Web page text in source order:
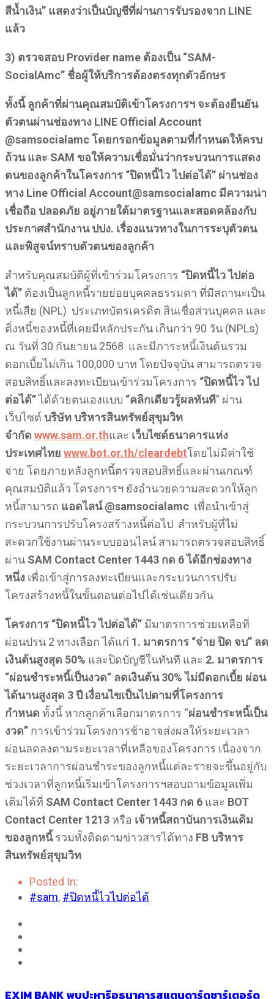
สีน้ำเงิน” แสดงว่าเป็นบัญชีที่ผ่านการรับรองจาก LINE
แล้ว
3) ตรวจสอบ Provider name ต้องเป็น “SAM-
SocialAmc” ชื่อผู้ให้บริการต้องตรงทุกตัวอักษร
ทั้งนี้ ลูกค้าที่ผ่านคุณสมบัติเข้าโครงการฯ จะต้องยืนยัน
ตัวตนผ่านช่องทาง LINE Official Account
@samsocialamc โดยกรอกข้อมูลตามที่กำหนดให้ครบ
ถ้วน และ SAM ขอให้ความเชื่อมั่นว่ากระบวนการแสดง
ตนของลูกค้าในโครงการ “ปิดหนี้ไว ไปต่อได้” ผ่านช่อง
ทาง Line Official Account@samsocialamc มีความน่า
เชื่อถือ ปลอดภัย อยู่ภายใต้มาตรฐานและสอดคล้องกับ
ประกาศสำนักงาน ปปง. เรื่องแนวทางในการระบุตัวตน
และพิสูจน์ทราบตัวตนของลูกค้า
สำหรับคุณสมบัติผู้ที่เข้าร่วมโครงการ “ปิดหนี้ไว ไปต่อ
ได้” ต้องเป็นลูกหนี้รายย่อยบุคคลธรรมดา ที่มีสถานะเป็น
หนี้เสีย (NPL) ประเภทบัตรเครดิต สินเชื่อส่วนบุคคล และ
ติ่งหนี้ของหนี้ที่เคยมีหลักประกัน เกินกว่า 90 วัน (NPLs)
ณ วันที่ 30 กันยายน 2568 และมีภาระหนี้เงินต้นรวม
ดอกเบี้ยไม่เกิน 100,000 บาท โดยปัจจุบัน สามารถตรวจ
สอบสิทธิ์และลงทะเบียนเข้าร่วมโครงการ “ปิดหนี้ไว ไป
ต่อได้”ได้ด้วยตนเองแบบ “คลิกเดียวรู้ผลทันที” ผ่าน
เว็บไซต์ บริษัท บริหารสินทรัพย์สุขุมวิท
จำกัด www.sam.or.thและ เว็บไซต์ธนาคารแห่ง
ประเทศไทย www.bot.or.th/cleardebtโดยไม่มีค่าใช้
จ่าย โดยภายหลังลูกหนี้ตรวจสอบสิทธิ์และผ่านเกณฑ์
คุณสมบัติแล้ว โครงการฯ ยังอำนวยความสะดวกให้ลูก
หนี้สามารถ แอดไลน์ @samsocialamc เพื่อนำเข้าสู่
กระบวนการปรับโครงสร้างหนี้ต่อไป สำหรับผู้ที่ไม่
สะดวกใช้งานผ่านระบบออนไลน์ สามารถตรวจสอบสิทธิ์
ผ่าน SAM Contact Center 1443 กด 6 ได้อีกช่องทาง
หนึ่ง เพื่อเข้าสู่การลงทะเบียนและกระบวนการปรับ
โครงสร้างหนี้ในขั้นตอนต่อไปได้เช่นเดียวกัน
โครงการ “ปิดหนี้ไว ไปต่อได้” มีมาตรการช่วยเหลือที่
ผ่อนปรน 2 ทางเลือก ได้แก่ 1. มาตรการ “จ่าย ปิด จบ” ลด
เงินต้นสูงสุด 50% และปิดบัญชีในทันที และ 2. มาตรการ
“ผ่อนชำระหนี้เป็นงวด” ลดเงินต้น 30% ไม่มีดอกเบี้ย ผ่อน
ได้นานสูงสุด 3 ปี เงื่อนไขเป็นไปตามที่โครงการ
กำหนด ทั้งนี้ หากลูกค้าเลือกมาตรการ “ผ่อนชำระหนี้เป็น
งวด” การเข้าร่วมโครงการช้าอาจส่งผลให้ระยะเวลา
ผ่อนลดลงตามระยะเวลาที่เหลือของโครงการ เนื่องจาก
ระยะเวลาการผ่อนชำระของลูกหนี้แต่ละรายจะขึ้นอยู่กับ
ช่วงเวลาที่ลูกหนี้เริ่มเข้าโครงการฯสอบถามข้อมูลเพิ่ม
เติมได้ที่ SAM Contact Center 1443 กด 6 และ BOT
Contact Center 1213 หรือ เจ้าหนี้สถาบันการเงินเดิม
ของลูกหนี้รวมทั้งติดตามข่าวสารได้ทาง FB บริหาร
สินทรัพย์สุขุมวิท
Posted In:
#sam, #ปิดหนี้ไวไปต่อได้
EXIM BANK พบปะหารือธนาคารสแตนดาร์ดชาร์เตอร์ด